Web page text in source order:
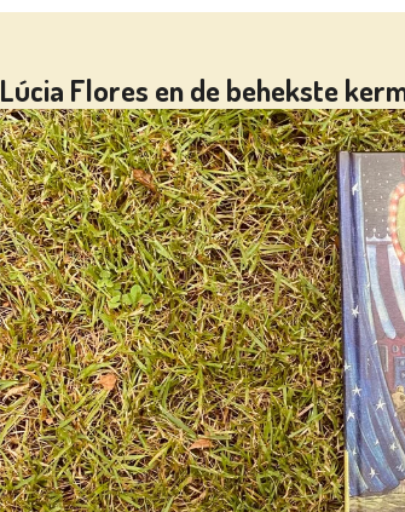
Lúcia Flores en de behekste